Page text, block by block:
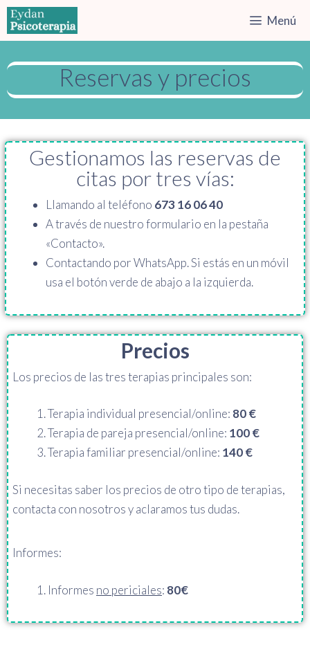
Menú
Reservas y precios
Gestionamos las reservas de
citas por tres vías:
Llamando al teléfono 673 16 06 40
A través de nuestro formulario en la pestaña
«Contacto».
Contactando por WhatsApp. Si estás en un móvil
usa el botón verde de abajo a la izquierda.
Precios
Los precios de las tres terapias principales son:
Terapia individual presencial/online: 80 €
Terapia de pareja presencial/online: 100€
Terapia familiar presencial/online: 140 €
Si necesitas saber los precios de otro tipo de terapias,
contacta con nosotros y aclaramos tus dudas.
Informes:
Informes no periciales: 80€